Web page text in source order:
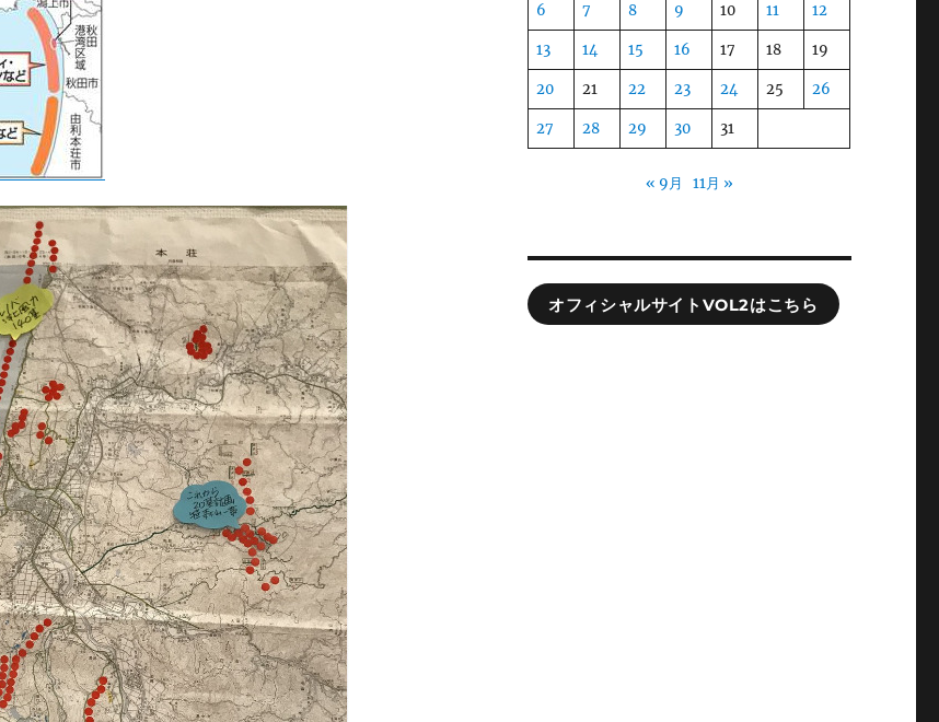
6 7 8 9 10 11 12
13 14 15 16 17 18 19
20 21 22 23 24 25 26
27 28 29 30 31
« 9月 11月 »
オフィシャルサイトVOL2はこちら